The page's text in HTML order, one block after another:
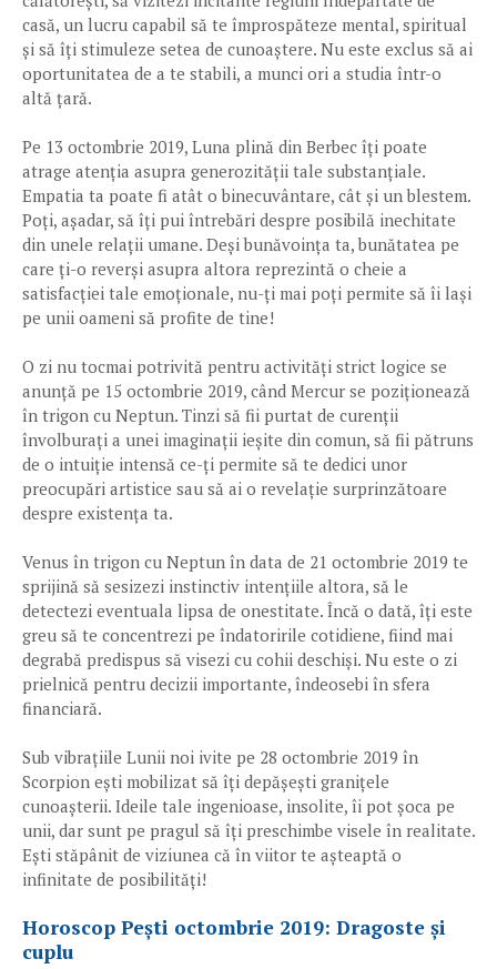
casă, un lucru capabil să te împrospăteze mental, spiritual
și să îți stimuleze setea de cunoaștere. Nu este exclus să ai
oportunitatea de a te stabili, a munci ori a studia într-o
altă țară.
Pe 13 octombrie 2019, Luna plină din Berbec îți poate
atrage atenția asupra generozității tale substanțiale.
Empatia ta poate fi atât o binecuvântare, cât și un blestem.
Poți, așadar, să îți pui întrebări despre posibilă inechitate
din unele relații umane. Deși bunăvoința ta, bunătatea pe
care ți-o reverși asupra altora reprezintă o cheie a
satisfacției tale emoționale, nu-ți mai poți permite să îi lași
pe unii oameni să profite de tine!
O zi nu tocmai potrivită pentru activități strict logice se
anunță pe 15 octombrie 2019, când Mercur se poziționează
în trigon cu Neptun. Tinzi să fii purtat de curenții
învolburați a unei imaginații ieșite din comun, să fii pătruns
de o intuiție intensă ce-ți permite să te dedici unor
preocupări artistice sau să ai o revelație surprinzătoare
despre existența ta.
Venus în trigon cu Neptun în data de 21 octombrie 2019 te
sprijină să sesizezi instinctiv intențiile altora, să le
detectezi eventuala lipsa de onestitate. Încă o dată, îți este
greu să te concentrezi pe îndatoririle cotidiene, fiind mai
degrabă predispus să visezi cu cohii deschiși. Nu este o zi
prielnică pentru decizii importante, îndeosebi în sfera
financiară.
Sub vibrațiile Lunii noi ivite pe 28 octombrie 2019 în
Scorpion ești mobilizat să îți depășești granițele
cunoașterii. Ideile tale ingenioase, insolite, îi pot șoca pe
unii, dar sunt pe pragul să îți preschimbe visele în realitate.
Ești stăpânit de viziunea că în viitor te așteaptă o
infinitate de posibilități!
Horoscop Pești octombrie 2019: Dragoste și
cuplu